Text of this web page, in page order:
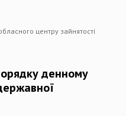
центру зайнятості
денному